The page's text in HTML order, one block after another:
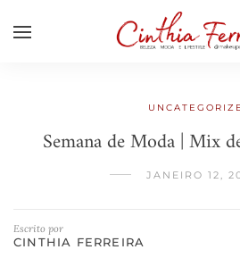
Semana de Moda | Mix
JANEIRO 12,
Escrito por
CINTHIA FERREIRA